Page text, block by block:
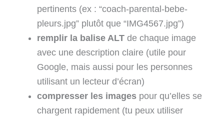
pertinents (ex : “coach-parental-bebe-
pleurs.jpg” plutôt que “IMG4567.jpg”)
remplir la balise ALT de chaque image
avec une description claire (utile pour
Google, mais aussi pour les personnes
utilisant un lecteur d’écran)
compresser les images pour qu’elles se
chargent rapidement (tu peux utiliser